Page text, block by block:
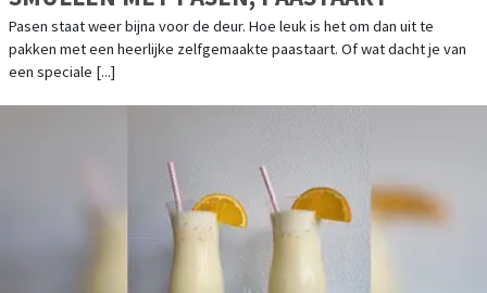
Pasen staat weer bijna voor de deur. Hoe leuk is het om dan uit te
pakken met een heerlijke zelfgemaakte paastaart. Of wat dacht je van
een speciale [...]